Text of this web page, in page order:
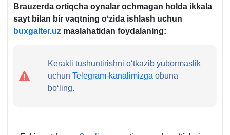
Brauzerda ortiqcha oynalar ochmagan holda ikkala
sayt bilan bir vaqtning oʻzida ishlash uchun
buxgalter.uz maslahatidan foydalaning:
Kerakli tushuntirishni oʻtkazib yubormaslik
uchunTelegram-kanalimizga obuna
boʻling.